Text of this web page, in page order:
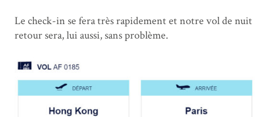
Le check-in se fera très rapidement et notre vol de nuit
retour sera, lui aussi, sans problème.